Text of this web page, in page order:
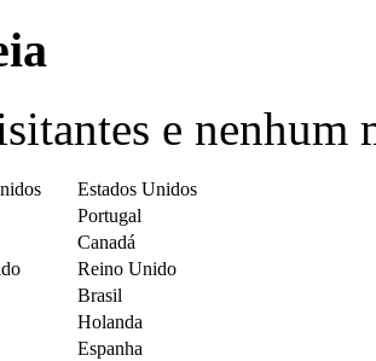
e nenhum
Estados Unidos
Portugal
Canadá
Reino Unido
Brasil
Holanda
Espanha